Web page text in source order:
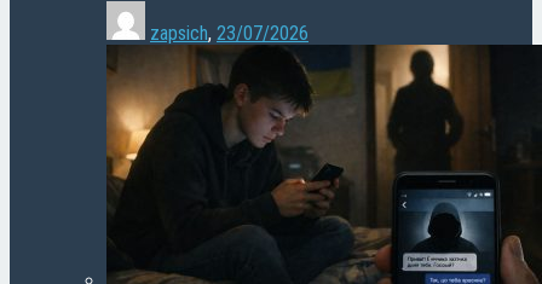
zapsich, 23/07/2026